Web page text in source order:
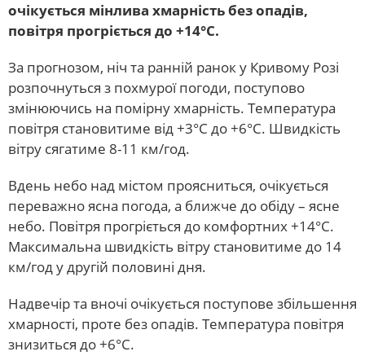
очікується мінлива хмарність без опадів,
повітря прогріється до +14°С.
За прогнозом, ніч та ранній ранок у Кривому Розі
розпочнуться з похмурої погоди, поступово
змінюючись на помірну хмарність. Температура
повітря становитиме від +3°С до +6°С. Швидкість
вітру сягатиме 8-11 км/год.
Вдень небо над містом проясниться, очікується
переважно ясна погода, а ближче до обіду – ясне
небо. Повітря прогріється до комфортних +14°С.
Максимальна швидкість вітру становитиме до 14
км/год у другій половині дня.
Надвечір та вночі очікується поступове збільшення
хмарності, проте без опадів. Температура повітря
знизиться до +6°С.